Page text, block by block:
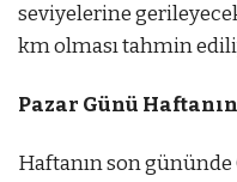
seviyelerine
km olması tahmin
Pazar Günü
Haftanın son